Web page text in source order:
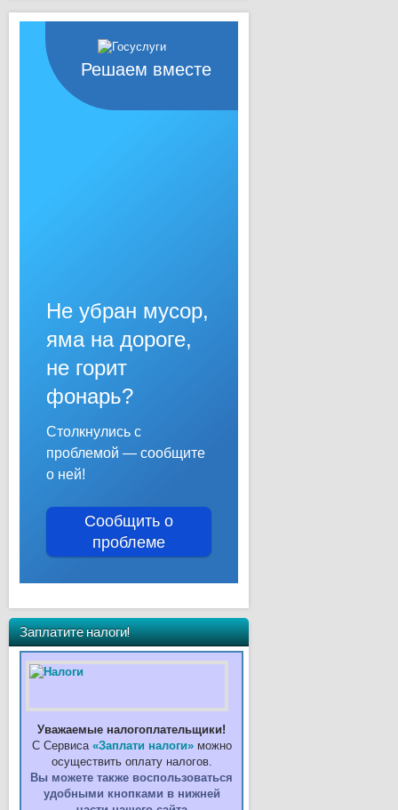
Решаем вместе
Не убран мусор,
яма на дороге,
не горит
фонарь?
Столкнулись с
проблемой — сообщите
о ней!
Сообщить о
проблеме
Заплатите налоги!
Уважаемые налогоплательщики!
С Сервиса «Заплати налоги»можно
осуществить оплату налогов.
Вы можете также воспользоваться
удобными кнопками в нижней